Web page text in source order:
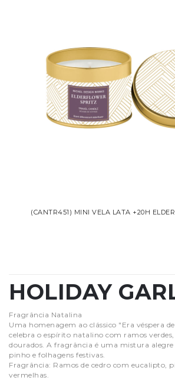
(CANTR451) MINI VELA LATA +20H
HOLIDAY
Fragrância Natalina
Uma homenagem ao clássico "Era véspera
celebra o espírito natalino com ramos verdes,
dourados. A fragrância é uma mistura alegre
pinho e folhagens festivas.
Fragrância: Ramos de cedro com eucalipto,
vermelhas.